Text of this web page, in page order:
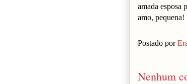
amada esposa
amo, pequena!
Postado por
Nenhum